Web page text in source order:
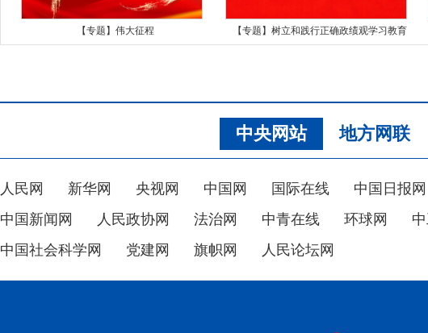
【专题】伟大征程 【专题】树立和践行正确政绩观学习教育
中央网站 地方网联
人民网 新华网 央视网 中国网 国际在线 中国日报网
中国新闻网
人民政协网 法治网 中青在线 环球网
中国社会科学网
党建网 旗帜网 人民论坛网